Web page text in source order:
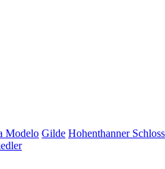
Modelo Gilde Hohenthanner